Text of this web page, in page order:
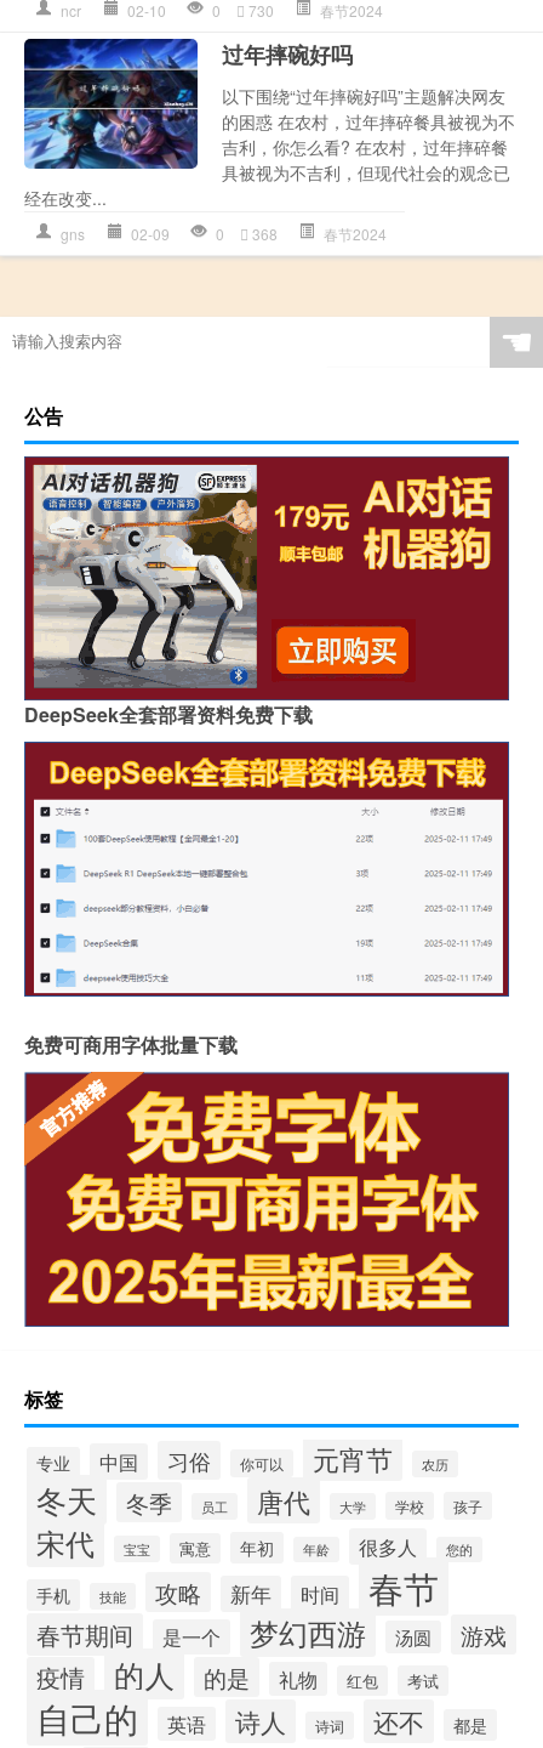
ncr 02-10 0 730 春节2024
过年摔碗好吗
以下围绕“过年摔碗好吗”主题解决网友
的困惑 在农村，过年摔碎餐具被视为不
吉利，你怎么看? 在农村，过年摔碎餐
具被视为不吉利，但现代社会的观念已
经在改变...
gns 02-09 0 368 春节2024
☚
公告
DeepSeek全套部署资料免费下载
免费可商用字体批量下载
标签
专业 中国 习俗 你可以 元宵节 农历
冬天 冬季 员工 唐代 大学 学校 孩子
宋代 宝宝 寓意 年初 年龄 很多人 您的
手机 技能 攻略 新年 时间 春节
春节期间 是一个 梦幻西游 汤圆 游戏
疫情 的人 的是 礼物 红包 考试
自己的 英语 诗人 诗词 还不 都是